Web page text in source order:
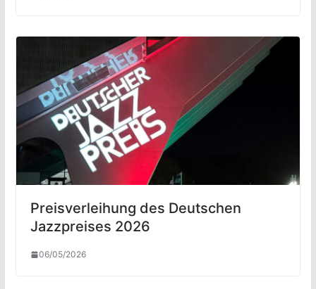
Preisverleihung des Deutschen
Jazzpreises 2026
06/05/2026